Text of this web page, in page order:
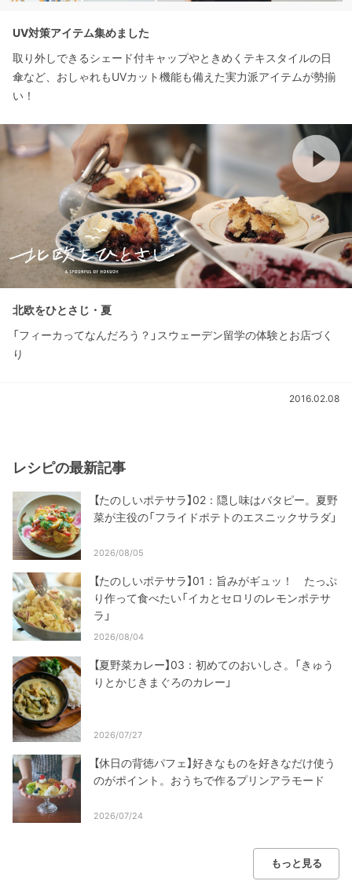
UV対策アイテム集めました
取り外しできるシェード付キャップやときめくテキスタイルの日
傘など、おしゃれもUVカット機能も備えた実力派アイテムが勢揃
い！
北欧をひとさじ・夏
「フィーカってなんだろう？」スウェーデン留学の体験とお店づく
り
2016.02.08
レシピの最新記事
【たのしいポテサラ】02：隠し味はバタピー。夏野
菜が主役の「フライドポテトのエスニックサラダ」
2026/08/05
【たのしいポテサラ】01：旨みがギュッ！ たっぷ
り作って食べたい「イカとセロリのレモンポテサ
ラ」
2026/08/04
【夏野菜カレー】03：初めてのおいしさ。「きゅう
りとかじきまぐろのカレー」
2026/07/27
【休日の背徳パフェ】好きなものを好きなだけ使う
のがポイント。おうちで作るプリンアラモード
2026/07/24
もっと見る